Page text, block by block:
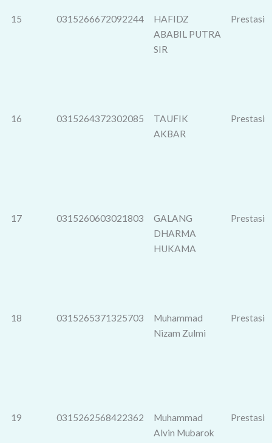
15 0315266672092244
HAFIDZ
ABABIL PUTRA
SIR
Prestasi
16 0315264372302085
TAUFIK
AKBAR
Prestasi
17 0315260603021803
GALANG
DHARMA
HUKAMA
Prestasi
18 0315265371325703
Muhammad
Nizam Zulmi
Prestasi
19 0315262568422362
Muhammad
Alvin Mubarok
Prestasi